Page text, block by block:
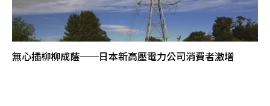
無心插柳柳成蔭──日本新高壓電力公司消費者激增